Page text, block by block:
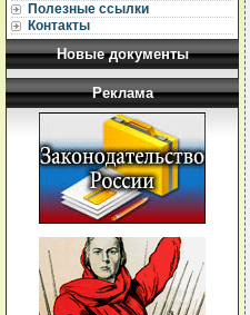
Полезные ссылки
Контакты
Новые документы
Реклама